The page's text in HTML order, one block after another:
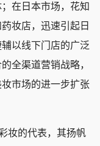
在日本市场，花知
妆店，迅速引起日
以线下门店的广泛
全渠道营销战略，
市场的进一步扩张
妆的代表，其扬帆